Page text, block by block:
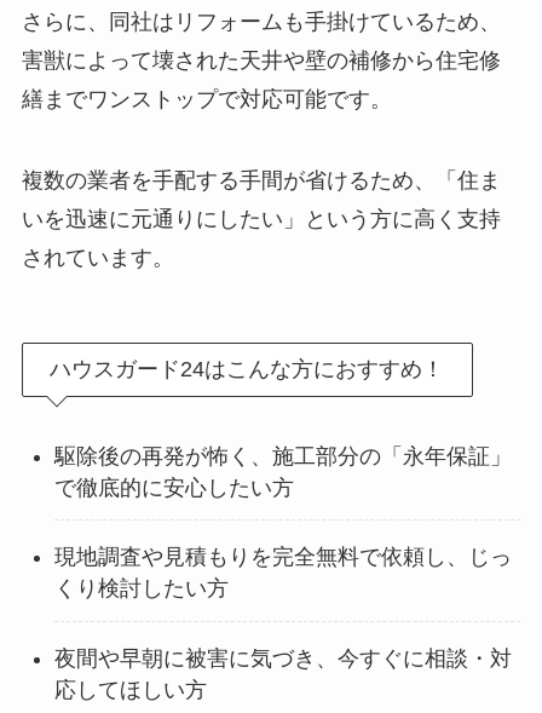
さらに、同社はリフォームも手掛けているため、
害獣によって壊された天井や壁の補修から住宅修
繕までワンストップで対応可能です。
複数の業者を手配する手間が省けるため、「住ま
いを迅速に元通りにしたい」という方に高く支持
されています。
ハウスガード24はこんな方におすすめ！
駆除後の再発が怖く、施工部分の「永年保証」
で徹底的に安心したい方
現地調査や見積もりを完全無料で依頼し、じっ
くり検討したい方
夜間や早朝に被害に気づき、今すぐに相談・対
応してほしい方